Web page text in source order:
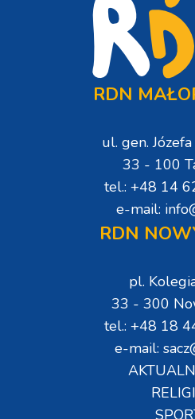
RDN
ul. gen.
33 - 100
tel.: +48 14
e-mail:
RDN
pl.
33 - 300
tel.: +48 18
e-mail: